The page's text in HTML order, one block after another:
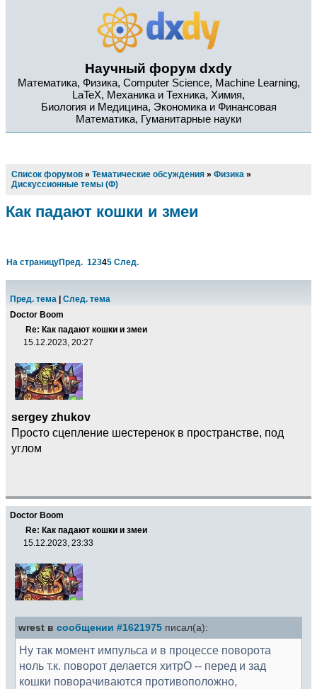
Научный форум dxdy
Математика, Физика, Computer Science, Machine Learning,
LaTeX, Механика и Техника, Химия,
Биология и Медицина, Экономика и Финансовая
Математика, Гуманитарные науки
Список форумов » Тематические обсуждения » Физика »
Дискуссионные темы (Ф)
Как падают кошки и змеи
На страницуПред. 12345 След.
Пред. тема
След. тема
Doctor Boom
Re: Как падают кошки и змеи
15.12.2023, 20:27
sergey zhukov
Просто сцепление шестеренок в пространстве, под
углом
Doctor Boom
Re: Как падают кошки и змеи
15.12.2023, 23:33
wrest в сообщении #1621975 писал(а):
Ну так момент импульса и в процессе поворота
ноль т.к. поворот делается хитрО -- перед и зад
кошки поворачиваются противоположно,